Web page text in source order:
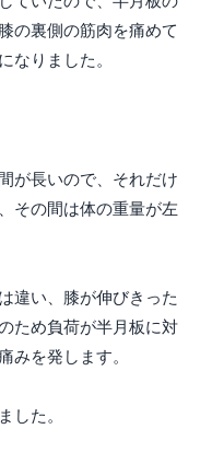
の裏側の筋肉を痛めて
なりました。
が長いので、それだけ
その間は体の重量が左
違い、膝が伸びきった
ため負荷が半月板に対
みを発します。
した。